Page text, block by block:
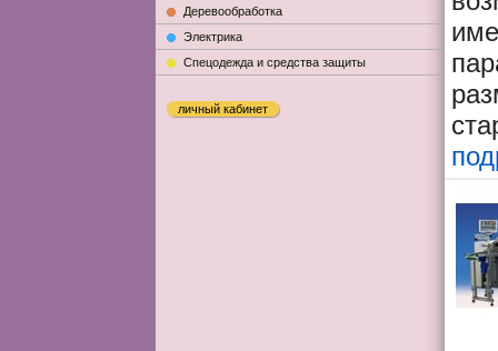
Деревообработка
Электрика
Cпецодежда и средства защиты
личный кабинет